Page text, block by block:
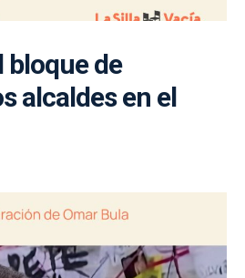
bloque de
alcaldes en el